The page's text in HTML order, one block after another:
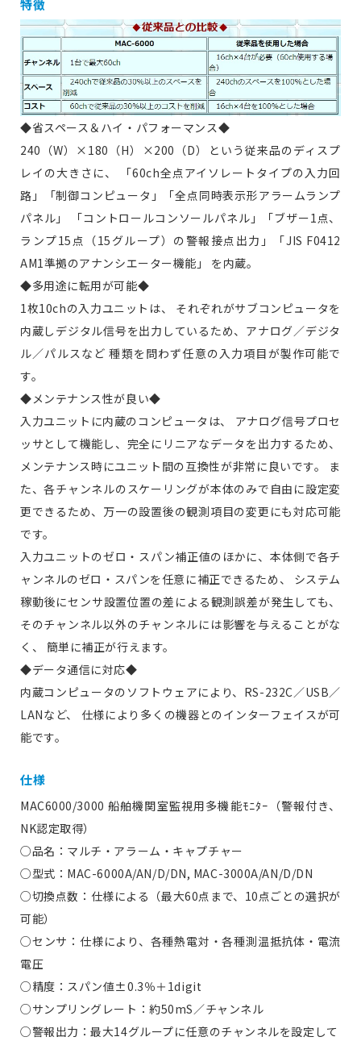
特徴
◆省スペース＆ハイ・パフォーマンス◆
240（W）×180（H）×200（D）という従来品のディスプ
レイの大きさに、 「60ch全点アイソレートタイプの入力回
路」「制御コンピュータ」「全点同時表示形アラームランプ
パネル」 「コントロールコンソールパネル」「ブザー1点、
ランプ15点（15グループ）の警報接点出力」「JIS F0412
AM1準拠のアナンシエーター機能」 を内蔵。
◆多用途に転用が可能◆
1枚10chの入力ユニットは、 それぞれがサブコンピュータを
内蔵しデジタル信号を出力しているため、アナログ／デジタ
ル／パルスなど 種類を問わず任意の入力項目が製作可能で
す。
◆メンテナンス性が良い◆
入力ユニットに内蔵のコンピュータは、 アナログ信号プロセ
ッサとして機能し、完全にリニアなデータを出力するため、
メンテナンス時にユニット間の互換性が非常に良いです。 ま
た、各チャンネルのスケーリングが本体のみで自由に設定変
更できるため、万一の設置後の観測項目の変更にも対応可能
です。
入力ユニットのゼロ・スパン補正値のほかに、本体側で各チ
ャンネルのゼロ・スパンを任意に補正できるため、 システム
稼動後にセンサ設置位置の差による観測誤差が発生しても、
そのチャンネル以外のチャンネルには影響を与えることがな
く、 簡単に補正が行えます。
◆データ通信に対応◆
内蔵コンピュータのソフトウェアにより、RS-232C／USB／
LANなど、 仕様により多くの機器とのインターフェイスが可
能です。
仕様
MAC6000/3000 船舶機関室監視用多機能ﾓﾆﾀｰ（警報付き、
NK認定取得）
○品名：マルチ・アラーム・キャプチャー
○型式：MAC-6000A/AN/D/DN, MAC-3000A/AN/D/DN
○切換点数：仕様による（最大60点まで、10点ごとの選択が
可能）
○センサ：仕様により、各種熱電対・各種測温抵抗体・電流
電圧
○精度：スパン値±0.3％＋1digit
○サンプリングレート：約50mS／チャンネル
○警報出力：最大14グループに任意のチャンネルを設定して